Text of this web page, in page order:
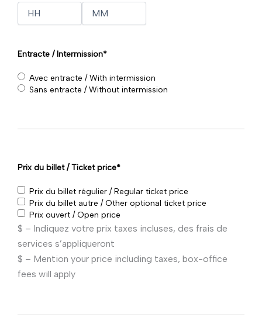
Entracte / Intermission*
Avec entracte / With intermission
Sans entracte / Without intermission
Prix du billet / Ticket price*
Prix du billet régulier / Regular ticket price
Prix du billet autre / Other optional ticket price
Prix ouvert / Open price
$ – Indiquez votre prix taxes incluses, des frais de
services s’appliqueront
$ – Mention your price including taxes, box-office
fees will apply